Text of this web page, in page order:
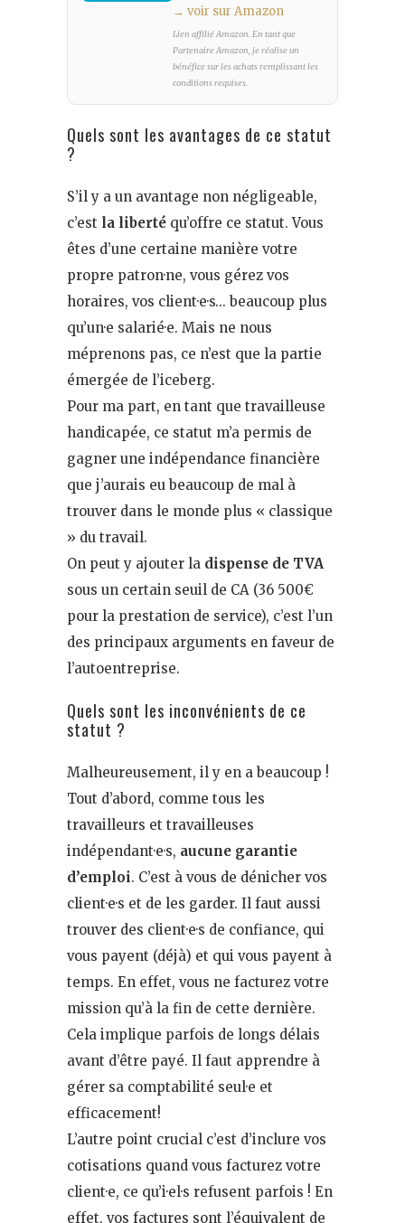
→ voir sur Amazon
Lien affilié Amazon. En tant que
Partenaire Amazon, je réalise un
bénéfice sur les achats remplissant les
conditions requises.
Quels sont les avantages de ce statut
?
S’il y a un avantage non négligeable,
c’est la liberté qu’offre ce statut. Vous
êtes d’une certaine manière votre
propre patron·ne, vous gérez vos
horaires, vos client·e·s… beaucoup plus
qu’un·e salarié·e. Mais ne nous
méprenons pas, ce n’est que la partie
émergée de l’iceberg.
Pour ma part, en tant que travailleuse
handicapée, ce statut m’a permis de
gagner une indépendance financière
que j’aurais eu beaucoup de mal à
trouver dans le monde plus « classique
» du travail.
On peut y ajouter la dispense de TVA
sous un certain seuil de CA (36 500€
pour la prestation de service), c’est l’un
des principaux arguments en faveur de
l’autoentreprise.
Quels sont les inconvénients de ce
statut ?
Malheureusement, il y en a beaucoup !
Tout d’abord, comme tous les
travailleurs et travailleuses
indépendant·e·s, aucune garantie
d’emploi. C’est à vous de dénicher vos
client·e·s et de les garder. Il faut aussi
trouver des client·e·s de confiance, qui
vous payent (déjà) et qui vous payent à
temps. En effet, vous ne facturez votre
mission qu’à la fin de cette dernière.
Cela implique parfois de longs délais
avant d’être payé. Il faut apprendre à
gérer sa comptabilité seul·e et
efficacement!
L’autre point crucial c’est d’inclure vos
cotisations quand vous facturez votre
client·e, ce qu’i·el·s refusent parfois ! En
effet, vos factures sont l’équivalent de